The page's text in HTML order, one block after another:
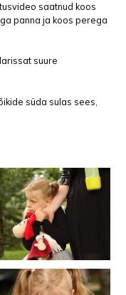
saatnud koos
panna ja koos perega
suure
süda sulas sees,